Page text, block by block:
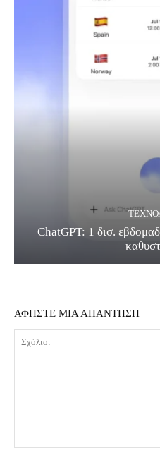
ChatGPT: 1 δισ.
ΑΦΗΣΤΕ ΜΙΑ ΑΠΑΝΤΗΣΗ